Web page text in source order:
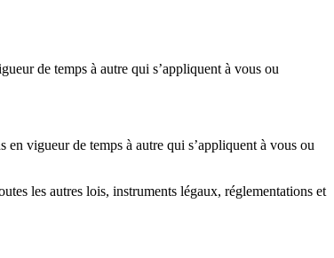
de temps à autre qui s’appliquent à vous ou
en vigueur de temps à autre qui s’appliquent à vous ou
les autres lois, instruments légaux, réglementations et